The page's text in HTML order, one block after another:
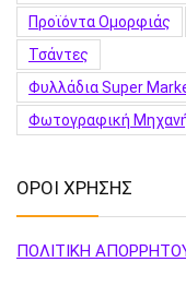
Προϊόντα Ομορφιάς
Τσάντες
Φυλλάδια Super
Φωτογραφική
ΟΡΟΙ ΧΡΗΣΗΣ
ΠΟΛΙΤΙΚΗ